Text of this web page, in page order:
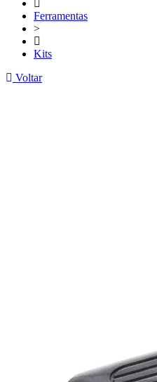
Ferramentas
>
Kits
Voltar